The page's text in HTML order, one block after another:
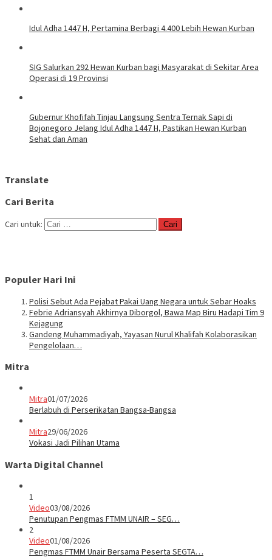
Idul Adha 1447 H, Pertamina Berbagi 4.400 Lebih Hewan Kurban
SIG Salurkan 292 Hewan Kurban bagi Masyarakat di Sekitar Area
Operasi di 19 Provinsi
Gubernur Khofifah Tinjau Langsung Sentra Ternak Sapi di
Bojonegoro Jelang Idul Adha 1447 H, Pastikan Hewan Kurban
Sehat dan Aman
Translate
Cari Berita
Cari untuk:
Populer Hari Ini
Polisi Sebut Ada Pejabat Pakai Uang Negara untuk Sebar Hoaks
Febrie Adriansyah Akhirnya Diborgol, Bawa Map Biru Hadapi Tim 9
Kejagung
Gandeng Muhammadiyah, Yayasan Nurul Khalifah Kolaborasikan
Pengelolaan…
Mitra
Mitra01/07/2026
Berlabuh di Perserikatan Bangsa-Bangsa
Mitra29/06/2026
Vokasi Jadi Pilihan Utama
Warta Digital Channel
1
Video03/08/2026
Penutupan Pengmas FTMM UNAIR – SEG…
2
Video01/08/2026
Pengmas FTMM Unair Bersama Peserta SEGTA…